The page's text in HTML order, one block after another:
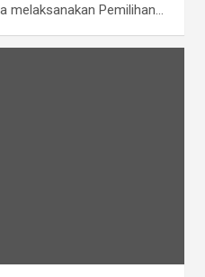
melaksanakan Pemilihan…